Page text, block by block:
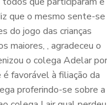
que o mesmo sente-se
do jogo das crianças
maiores, , agradeceu o
o colega Adelar por
favorável à filiação da
proferindo-se sobre a